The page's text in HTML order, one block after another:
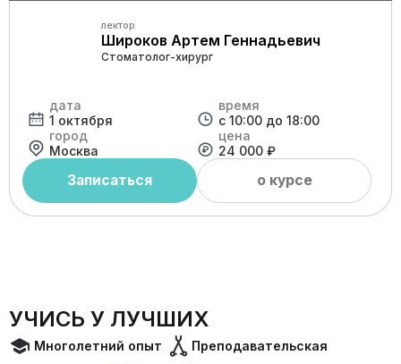
лектор
Широков Артем Геннадьевич
Стоматолог-хирург
дата
1 октября
время
с 10:00 до 18:00
город
Москва
цена
24 000 ₽
Записаться о курсе
УЧИСЬ У ЛУЧШИХ
Многолетний опыт
Преподавательская